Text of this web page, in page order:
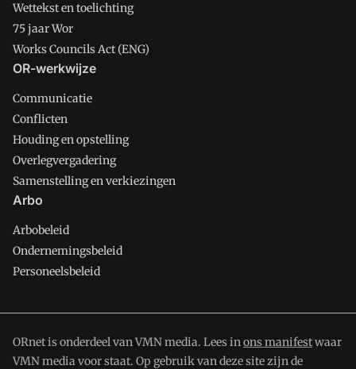
Wettekst en toelichting
75 jaar Wor
Works Councils Act (ENG)
OR-werkwijze
Communicatie
Conflicten
Houding en opstelling
Overlegvergadering
Samenstelling en verkiezingen
Arbo
Arbobeleid
Ondernemingsbeleid
Personeelsbeleid
ORnet is onderdeel van VMN media. Lees inons manifestwaar
VMN media voor staat. Op gebruik van deze site zijn de